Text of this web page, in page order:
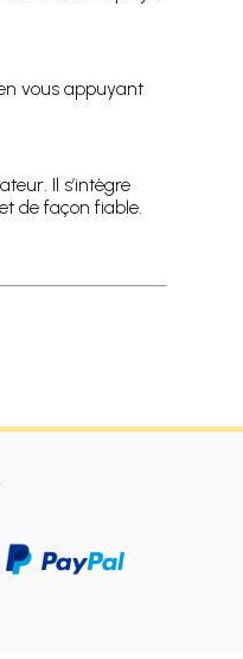
vous appuyant
Il s’intègre
de façon fiable.